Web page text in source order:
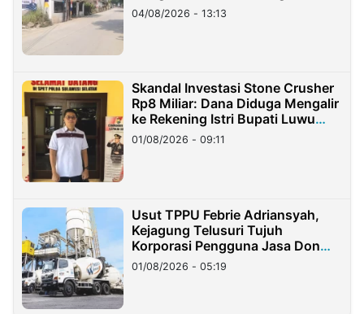
04/08/2026 - 13:13
Skandal Investasi Stone Crusher
Rp8 Miliar: Dana Diduga Mengalir
ke Rekening Istri Bupati Luwu
Timur
01/08/2026 - 09:11
Usut TPPU Febrie Adriansyah,
Kejagung Telusuri Tujuh
Korporasi Pengguna Jasa Don
Ritto
01/08/2026 - 05:19